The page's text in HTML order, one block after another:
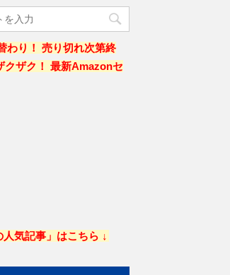
わり！ 売り切れ次第終
クザク！ 最新Amazonセ
人気記事」はこちら ↓